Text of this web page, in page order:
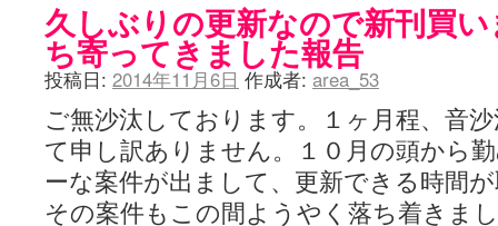
久しぶりの更新なので新刊買
ち寄ってきました報告
投稿日: 2014年11月6日 作成者: area_53
ご無沙汰しております。１ヶ月程、音
て申し訳ありません。１０月の頭から
ーな案件が出まして、更新できる時間
その案件もこの間ようやく落ち着きま